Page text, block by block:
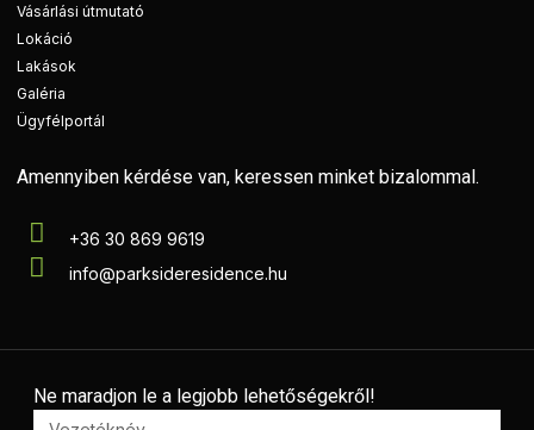
Vásárlási útmutató
Lokáció
Lakások
Galéria
Ügyfélportál
Amennyiben kérdése van, keressen minket bizalommal.
+36 30 869 9619
info@parksideresidence.hu
Ne maradjon le a legjobb lehetőségekről!